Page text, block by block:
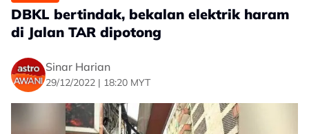
DBKL bertindak, bekalan elektrik haram
di Jalan TAR dipotong
Sinar Harian
29/12/2022 | 18:20 MYT